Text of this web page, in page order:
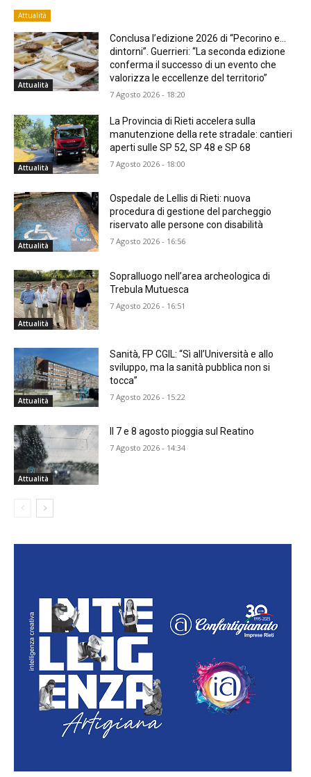
Attualità
Attualità
Conclusa l’edizione 2026 di “Pecorino e…
dintorni”. Guerrieri: “La seconda edizione
conferma il successo di un evento che
valorizza le eccellenze del territorio”
7 Agosto 2026 - 18:20
Attualità
La Provincia di Rieti accelera sulla
manutenzione della rete stradale: cantieri
aperti sulle SP 52, SP 48 e SP 68
7 Agosto 2026 - 18:00
Attualità
Ospedale de Lellis di Rieti: nuova
procedura di gestione del parcheggio
riservato alle persone con disabilità
7 Agosto 2026 - 16:56
Attualità
Sopralluogo nell’area archeologica di
Trebula Mutuesca
7 Agosto 2026 - 16:51
Attualità
Sanità, FP CGIL: “Sì all’Università e allo
sviluppo, ma la sanità pubblica non si
tocca”
7 Agosto 2026 - 15:22
Attualità
Il 7 e 8 agosto pioggia sul Reatino
7 Agosto 2026 - 14:34